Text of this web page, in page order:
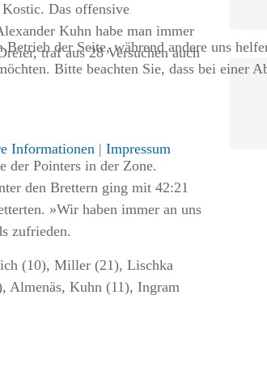
Kostic. Das offensive
Kuhn habe man immer
traf aus 28 Versuchen auch
der Pointers in der Zone.
den Brettern ging mit 42:21
»Wir haben immer an uns
zufrieden.
(10), Miller (21), Lischka
Almenäs, Kuhn (11), Ingram
der Seite, während andere uns
Bitte beachten Sie, dass bei
Informationen | Impressum